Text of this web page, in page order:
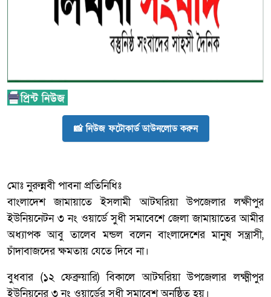
📸 নিউজ ফটোকার্ড ডাউনলোড করুন
মোঃ নুরুন্নবী পাবনা প্রতিনিধিঃ
বাংলাদেশ জামায়াতে ইসলামী আটঘরিয়া উপজেলার লক্ষীপুর
ইউনিয়নেটন ৩ নং ওয়ার্ডে সুধী সমাবেশে জেলা জামায়াতের আমীর
অধ্যাপক আবু তালেব মন্ডল বলেন বাংলাদেশের মানুষ সন্ত্রাসী,
চাঁদাবাজদের ক্ষমতায় যেতে দিবে না।
বুধবার (১২ ফেব্রুয়ারি) বিকালে আটঘরিয়া উপজেলার লক্ষ্মীপুর
ইউনিয়নের ৩ নং ওয়ার্ডের সুধী সমাবেশ অনুষ্ঠিত হয়।